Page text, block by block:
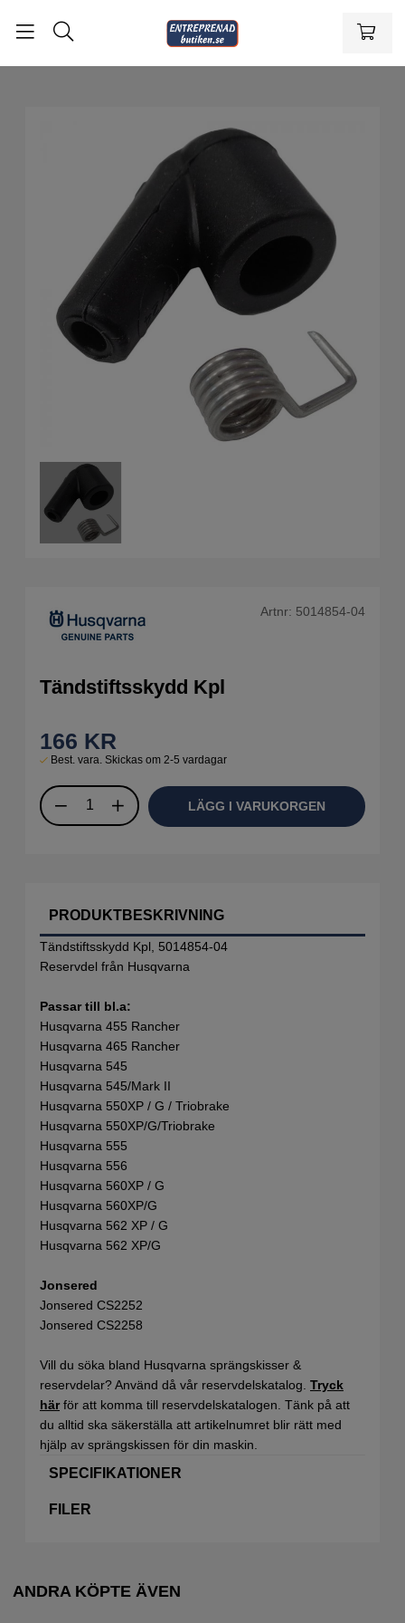
Artnr: 5014854-04
Tändstiftsskydd Kpl
166 KR
Best. vara. Skickas om 2-5 vardagar
LÄGG I VARUKORGEN
PRODUKTBESKRIVNING
Tändstiftsskydd Kpl, 5014854-04
Reservdel från Husqvarna
Passar till bl.a:
Husqvarna 455 Rancher
Husqvarna 465 Rancher
Husqvarna 545
Husqvarna 545/Mark II
Husqvarna 550XP / G / Triobrake
Husqvarna 550XP/G/Triobrake
Husqvarna 555
Husqvarna 556
Husqvarna 560XP / G
Husqvarna 560XP/G
Husqvarna 562 XP / G
Husqvarna 562 XP/G
Jonsered
Jonsered CS2252
Jonsered CS2258
Vill du söka bland Husqvarna sprängskisser &
reservdelar? Använd då vår reservdelskatalog. Tryck
härför att komma till reservdelskatalogen. Tänk på att
du alltid ska säkerställa att artikelnumret blir rätt med
hjälp av sprängskissen för din maskin.
SPECIFIKATIONER
FILER
ANDRA KÖPTE ÄVEN